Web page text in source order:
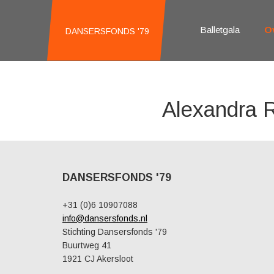
DANSERSFONDS '79 Balletgala
Alexandra
DANSERSFONDS '79
+31 (0)6 10907088
info@dansersfonds.nl
Stichting Dansersfonds '79
Buurtweg 41
1921 CJ Akersloot